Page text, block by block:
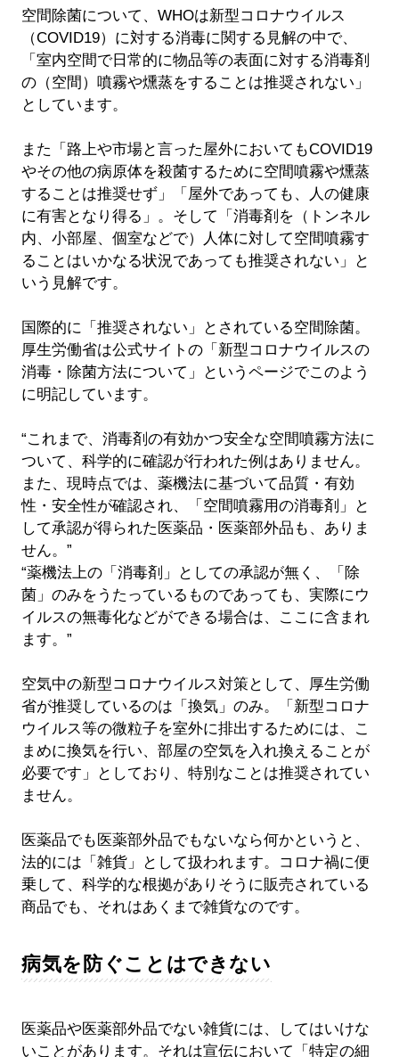
空間除菌について、WHOは新型コロナウイルス
（COVID19）に対する消毒に関する見解の中で、
「室内空間で日常的に物品等の表面に対する消毒剤
の（空間）噴霧や燻蒸をすることは推奨されない」
としています。
また「路上や市場と言った屋外においてもCOVID19
やその他の病原体を殺菌するために空間噴霧や燻蒸
することは推奨せず」「屋外であっても、人の健康
に有害となり得る」。そして「消毒剤を（トンネル
内、小部屋、個室などで）人体に対して空間噴霧す
ることはいかなる状況であっても推奨されない」と
いう見解です。
国際的に「推奨されない」とされている空間除菌。
厚生労働省は公式サイトの「新型コロナウイルスの
消毒・除菌方法について」というページでこのよう
に明記しています。
“これまで、消毒剤の有効かつ安全な空間噴霧方法に
ついて、科学的に確認が行われた例はありません。
また、現時点では、薬機法に基づいて品質・有効
性・安全性が確認され、「空間噴霧用の消毒剤」と
して承認が得られた医薬品・医薬部外品も、ありま
せん。”
“薬機法上の「消毒剤」としての承認が無く、「除
菌」のみをうたっているものであっても、実際にウ
イルスの無毒化などができる場合は、ここに含まれ
ます。”
空気中の新型コロナウイルス対策として、厚生労働
省が推奨しているのは「換気」のみ。「新型コロナ
ウイルス等の微粒子を室外に排出するためには、こ
まめに換気を行い、部屋の空気を入れ換えることが
必要です」としており、特別なことは推奨されてい
ません。
医薬品でも医薬部外品でもないなら何かというと、
法的には「雑貨」として扱われます。コロナ禍に便
乗して、科学的な根拠がありそうに販売されている
商品でも、それはあくまで雑貨なのです。
病気を防ぐことはできない
医薬品や医薬部外品でない雑貨には、してはいけな
いことがあります。それは宣伝において「特定の細